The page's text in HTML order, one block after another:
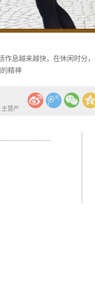
作息越来越快，在休闲时分
精神
营产